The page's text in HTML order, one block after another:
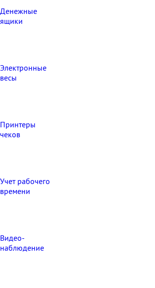
Денежные
ящики
Электронные
весы
Принтеры
чеков
Учет рабочего
времени
Видео‑
наблюдение